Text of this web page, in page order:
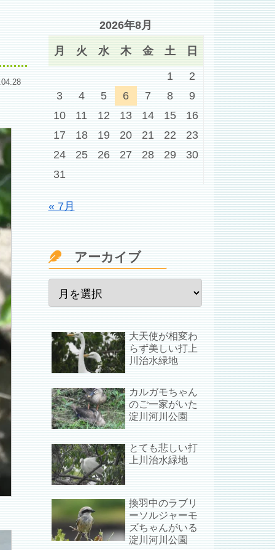
2026年8月
月 火 水 木 金 土 日
1
2
3
4 5 6 7 8
9
10
11 12 13 14 15
16
17
18 19 20 21 22
23
24
25 26 27 28 29
30
31
« 7月
アーカイブ
大天使が相変わ
らず美しい打上
川治水緑地
カルガモちゃん
のご一家がいた
淀川河川公園
とても悲しい打
上川治水緑地
換羽中のラブリ
ーソルジャーモ
ズちゃんがいる
淀川河川公園